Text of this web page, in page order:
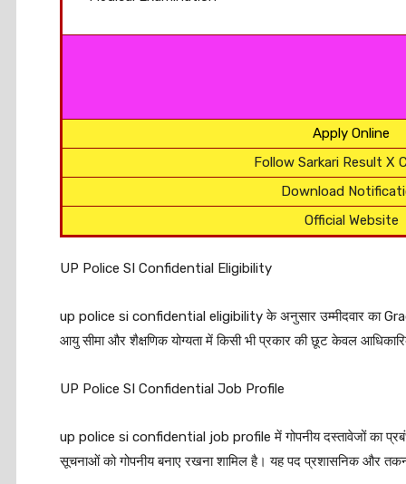
Apply Online
Follow Sarkari Result X
Download
Official Website
UP Police SI Confidential Eligibility
up police si confidential eligibility के अनुसार उम्मीदवार का
आयु सीमा और शैक्षणिक योग्यता में किसी भी प्रकार की छूट केवल
UP Police SI Confidential Job Profile
up police si confidential job profile में गोपनीय दस्तावेजों का
सूचनाओं को गोपनीय बनाए रखना शामिल है। यह पद प्रशासनिक और